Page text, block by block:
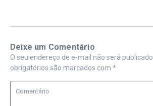
Deixe um Comentário
O seu endereço de e-mail não será publicado.
obrigatórios são marcados com *